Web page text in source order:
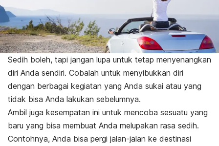
Sedih boleh, tapi jangan lupa untuk tetap menyenangkan
diri Anda sendiri. Cobalah untuk menyibukkan diri
dengan berbagai kegiatan yang Anda sukai atau yang
tidak bisa Anda lakukan sebelumnya.
Ambil juga kesempatan ini untuk mencoba sesuatu yang
baru yang bisa membuat Anda melupakan rasa sedih.
Contohnya, Anda bisa pergi jalan-jalan ke destinasi